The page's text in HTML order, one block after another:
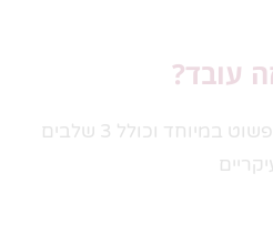
עובד?
תהליך הזמנת התגובה, פשוט במיוחד וכולל 3 שלבים